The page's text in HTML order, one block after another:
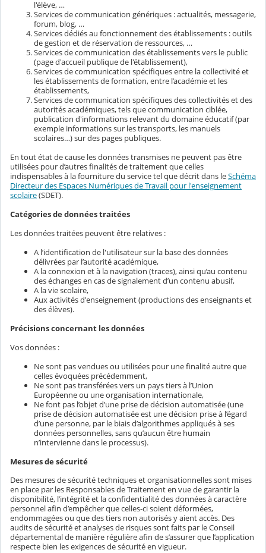
l'élève, …
Services de communication génériques : actualités, messagerie,
forum, blog, …
Services dédiés au fonctionnement des établissements : outils
de gestion et de réservation de ressources, …
Services de communication des établissements vers le public
(page d'accueil publique de l'établissement),
Services de communication spécifiques entre la collectivité et
les établissements de formation, entre l’académie et les
établissements,
Services de communication spécifiques des collectivités et des
autorités académiques, tels que communication ciblée,
publication d'informations relevant du domaine éducatif (par
exemple informations sur les transports, les manuels
scolaires…) sur des pages publiques.
En tout état de cause les données transmises ne peuvent pas être
utilisées pour d’autres finalités de traitement que celles
indispensables à la fourniture du service tel que décrit dans leSchéma
Directeur des Espaces Numériques de Travail pour l'enseignement
scolaire(SDET).
Catégories de données traitées
Les données traitées peuvent être relatives :
A l’identification de l'utilisateur sur la base des données
délivrées par l’autorité académique,
A la connexion et à la navigation (traces), ainsi qu’au contenu
des échanges en cas de signalement d’un contenu abusif,
A la vie scolaire,
Aux activités d'enseignement (productions des enseignants et
des élèves).
Précisions concernant les données
Vos données :
Ne sont pas vendues ou utilisées pour une finalité autre que
celles évoquées précédemment,
Ne sont pas transférées vers un pays tiers à l’Union
Européenne ou une organisation internationale,
Ne font pas l’objet d’une prise de décision automatisée (une
prise de décision automatisée est une décision prise à l’égard
d’une personne, par le biais d’algorithmes appliqués à ses
données personnelles, sans qu’aucun être humain
n’intervienne dans le processus).
Mesures de sécurité
Des mesures de sécurité techniques et organisationnelles sont mises
en place par les Responsables de Traitement en vue de garantir la
disponibilité, l’intégrité et la confidentialité des données à caractère
personnel afin d’empêcher que celles-ci soient déformées,
endommagées ou que des tiers non autorisés y aient accès. Des
audits de sécurité et analyses de risques sont faits par le Conseil
départemental de manière régulière afin de s’assurer que l’application
respecte bien les exigences de sécurité en vigueur.